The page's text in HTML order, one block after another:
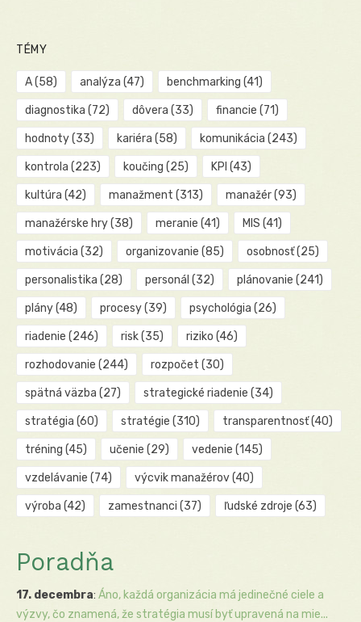
TÉMY
A(58) analýza (47) benchmarking (41)
diagnostika (72) dôvera (33) financie (71)
hodnoty(33) kariéra (58) komunikácia (243)
kontrola (223) koučing (25) KPI (43)
kultúra (42) manažment (313) manažér(93)
manažérske hry(38) meranie (41) MIS (41)
motivácia (32) organizovanie (85) osobnosť(25)
personalistika (28) personál (32) plánovanie (241)
plány(48) procesy(39) psychológia (26)
riadenie (246) risk(35) riziko (46)
rozhodovanie (244) rozpočet (30)
spätná väzba (27) strategické riadenie (34)
stratégia (60) stratégie (310) transparentnosť(40)
tréning (45) učenie (29) vedenie (145)
vzdelávanie (74) výcvik manažérov(40)
výroba (42) zamestnanci (37) ľudské zdroje (63)
Poradňa
17. decembra: Áno, každá organizácia má jedinečné ciele a
výzvy, čo znamená, že stratégia musí byť upravená na mie...